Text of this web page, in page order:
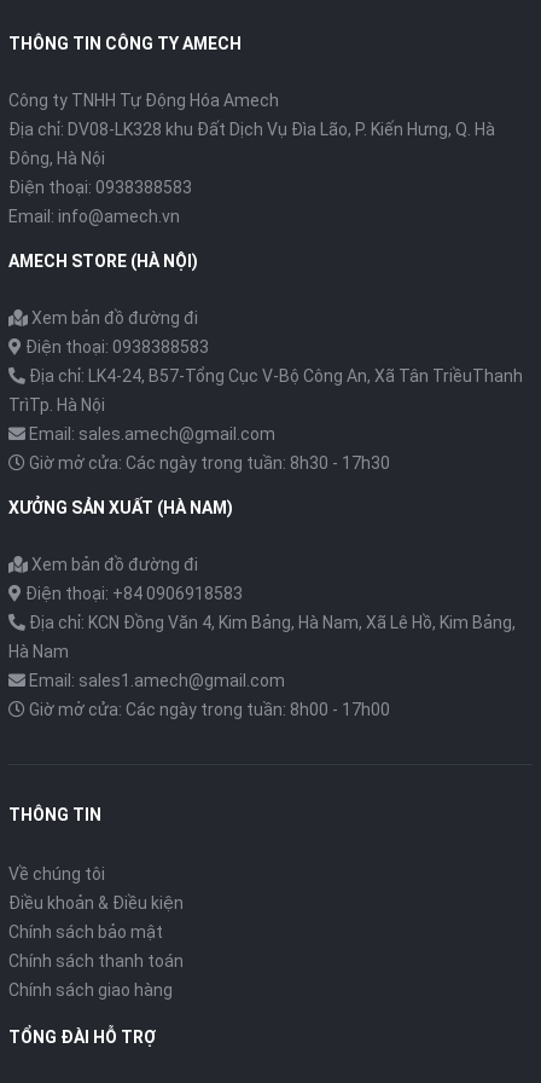
+ Temperature range up to -40 °C
+ Robust also for wet and dirty applications
+ Easy installation of the wire extension
+ Flexible system integration of any output signals and
+ Enhanced safety through redundant sensor system as an
option
Những lợi ích khi bạn mua hàng tại Công ty
- Sản phẩm cónguồn gốc xuất xứ rõ ràng
thay thế, nâng cấp linh kiện khi cần thiết;
- Sản phẩm trước khi xuất xưởng luôn được
- Sản phẩm được bảo hành 12 tháng
tâm khi sử dụng;
kiểm tra bởi Bộ Công Thương
của AMECH tại trang web của Bộ Công Thương ở phía cuối
Model: SG32
Robust design and redundant sensor system with 3000 mm
measuring length
SG32
+ Robust design
THÔNG TIN CÔNG TY AMECH
Công ty TNHH Tự Động Hóa Amech
Địa chỉ: DV08-LK328 khu Đất Dịch Vụ Đìa Lão, P. Kiến Hưng, Q. Hà
Đông, Hà Nội
Điện thoại: 0938388583
Email: info@amech.vn
AMECH STORE (HÀ NỘI)
Xem bản đồ đường đi
Điện thoại: 0938388583
Địa chỉ: LK4-24, B57-Tổng Cục V-Bộ Công An, Xã Tân TriềuThanh
TrìTp. Hà Nội
Email: sales.amech@gmail.com
Giờ mở cửa: Các ngày trong tuần: 8h30 - 17h30
XƯỞNG SẢN XUẤT (HÀ NAM)
Xem bản đồ đường đi
Điện thoại: +84 0906918583
Địa chỉ: KCN Đồng Văn 4, Kim Bảng, Hà Nam, Xã Lê Hồ, Kim Bảng,
Hà Nam
Email: sales1.amech@gmail.com
Giờ mở cửa: Các ngày trong tuần: 8h00 - 17h00
THÔNG TIN
Về chúng tôi
Điều khoản & Điều kiện
Chính sách bảo mật
Chính sách thanh toán
Chính sách giao hàng
TỔNG ĐÀI HỖ TRỢ